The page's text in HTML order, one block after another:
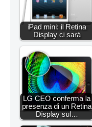
iPad mini: il Retina
Display ci sarà
LG CEO conferma la
presenza di un Retina
Display sul…